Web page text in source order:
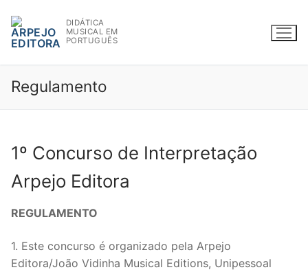
para
conteúdo
DIDÁTICA
MUSICAL EM
PORTUGUÊS
Madeiras
Metais
Teoria
BAM
Regulamento
1º Concurso de Interpretação
Arpejo Editora
REGULAMENTO
1. Este concurso é organizado pela Arpejo
Editora/João Vidinha Musical Editions, Unipessoal